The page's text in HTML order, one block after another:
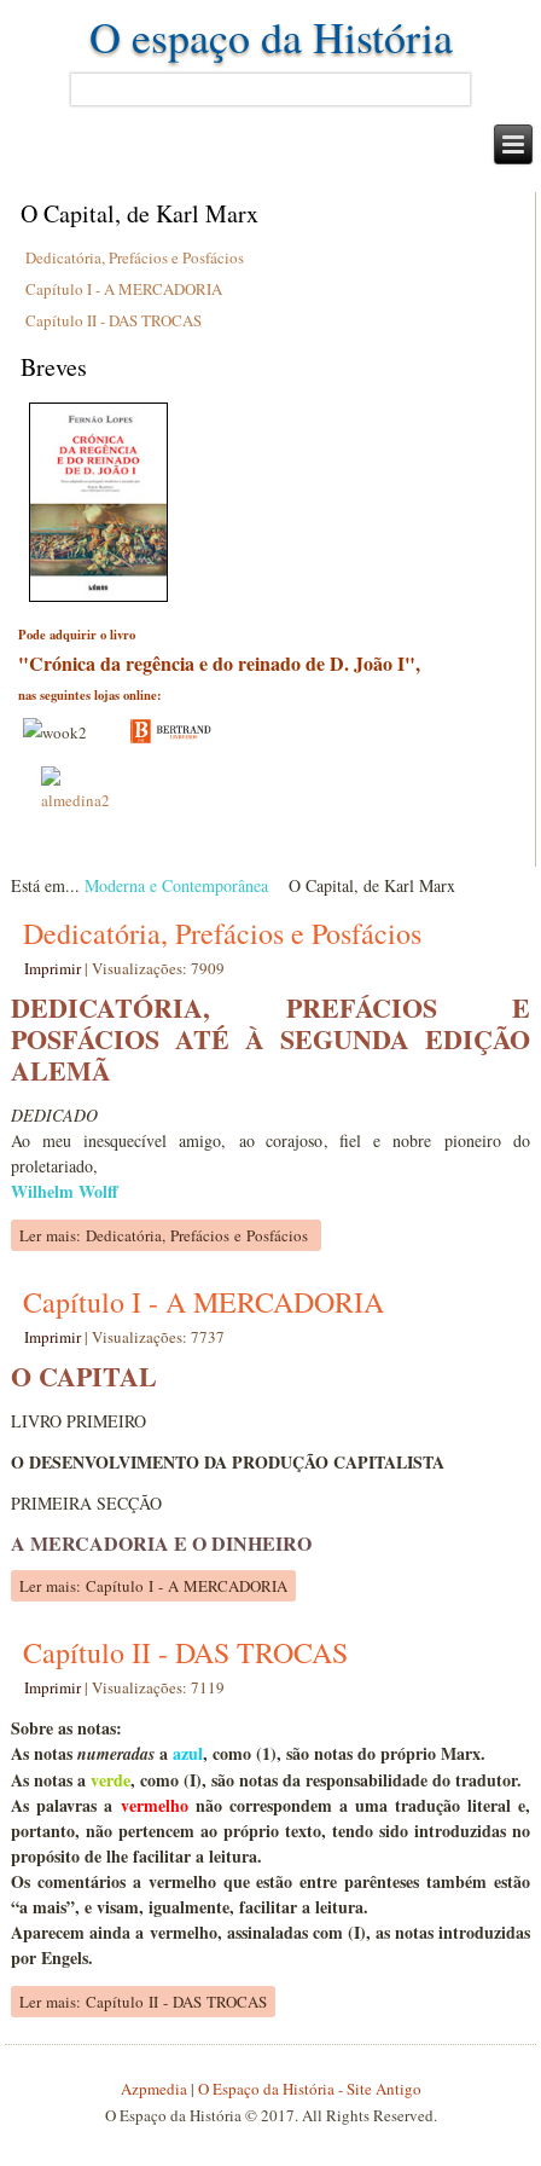
O espaço da História
O Capital, de Karl Marx
Dedicatória, Prefácios e Posfácios
Capítulo I - A MERCADORIA
Capítulo II - DAS TROCAS
Breves
Pode adquirir o livro
"Crónica da regência e do reinado de D. João I",
nas seguintes lojas online:
Está em...Moderna e Contemporânea O Capital, de Karl Marx
Dedicatória, Prefácios e Posfácios
Imprimir|Visualizações: 7909
DEDICATÓRIA, PREFÁCIOS E
POSFÁCIOS ATÉ À SEGUNDA EDIÇÃO
ALEMÃ
DEDICADO
Ao meu inesquecível amigo, ao corajoso, fiel e nobre pioneiro do
proletariado,
Wilhelm Wolff
Ler mais: Dedicatória, Prefácios e Posfácios
Capítulo I - A MERCADORIA
Imprimir|Visualizações: 7737
O CAPITAL
LIVRO PRIMEIRO
O DESENVOLVIMENTO DA PRODUÇÃO CAPITALISTA
PRIMEIRA SECÇÃO
A MERCADORIA E O DINHEIRO
Ler mais: Capítulo I - A MERCADORIA
Capítulo II - DAS TROCAS
Imprimir|Visualizações: 7119
Sobre as notas:
As notasnumeradas aazul, como(1), são notas do próprio Marx.
As notas averde, como (I), são notas da responsabilidade do tradutor.
As palavras a vermelhonão correspondem a uma tradução literal e,
portanto, não pertencem ao próprio texto, tendo sido introduzidas no
propósito de lhe facilitar a leitura.
Os comentários a vermelho que estão entre parêntesestambém estão
“a mais”, e visam, igualmente, facilitar a leitura.
Aparecem ainda a vermelho, assinaladas com(I), as notas introduzidas
por Engels.
Ler mais: Capítulo II - DAS TROCAS
Azpmedia| O Espaço da História - Site Antigo
O Espaço da História © 2017. All Rights Reserved.